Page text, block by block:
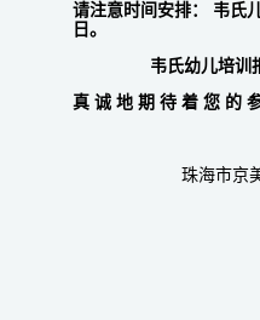
请注意时间安排：
韦氏
日。
韦氏幼儿培训报到
真 诚 地 期 待 着 您 的
珠海市京